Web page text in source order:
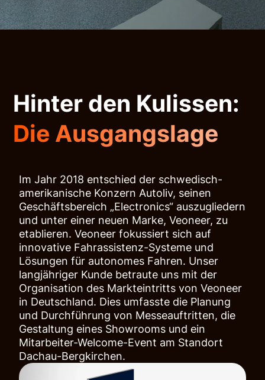
Hinter den Kulissen:
Die Ausgangslage
Im Jahr 2018 entschied der schwedisch-
amerikanische Konzern Autoliv, seinen
Geschäftsbereich „Electronics“ auszugliedern
und unter einer neuen Marke, Veoneer, zu
etablieren. Veoneer fokussiert sich auf
innovative Fahrassistenz-Systeme und
Lösungen für autonomes Fahren. Unser
langjähriger Kunde betraute uns mit der
Organisation des Markteintritts von Veoneer
in Deutschland. Dies umfasste die Planung
und Durchführung von Messeauftritten, die
Gestaltung eines Showrooms und ein
Mitarbeiter-Welcome-Event am Standort
Dachau-Bergkirchen.